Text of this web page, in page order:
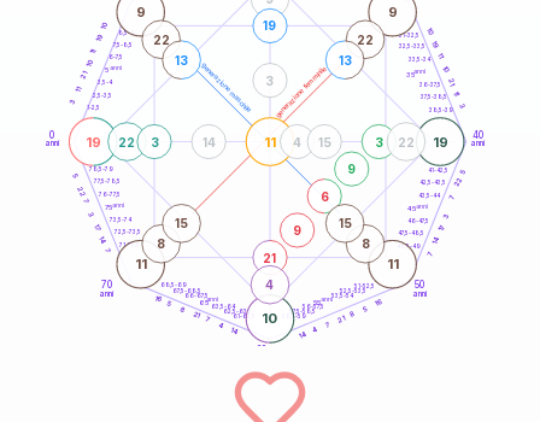
generazione maschile generazione femminile
0
anni
40
anni
50
anni
60
70
anni
1-2,5
2,5-3,5
3,5-4
6-7,5
7,5-8,5
8,5-9
31-32,5
32,5-33,5
33,5-34
36-37,5
37,5-38,5
38,5-39
41-42,5
42,5-43,5
43,5-44
46-47,5
47,5-48,5
48,5-49
51-52,5
52,5-53,5
53,5-54
56-57,5
57,5-58,5
58,5-59
61-62,5
62,5-63,5
63,5-64
66-67,5
67,5-68,5
68,5-69
71-72,5
72,5-73,5
73,5-74
76-77,5
77,5-78,5
78,5-79
3
11
21
10
11
19
10
10
19
11
10
21
11
3
5
22
7
3
17
14
7
16
5
8
21
7
4
14
14
4
7
21
8
5
16
7
14
17
3
7
22
5
19 19
10
11
9 9
11 11
21
9
6
9
3
22 22
4
3
19
4 15
14
3
22
13
22
13
8
15
8
15
5anni
35anni
45anni
55anni
65anni
75anni